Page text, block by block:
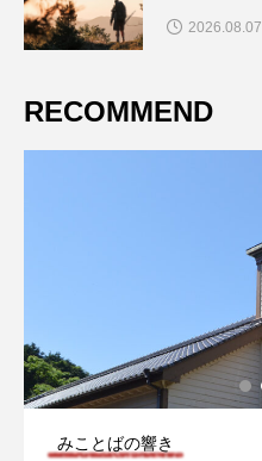
2026.08.07
RECOMMEND
みことばの響き